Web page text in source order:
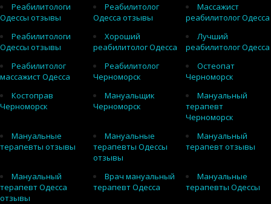
Реабилитологи
Одессы отзывы
Реабилитолог
Одесса отзывы
Массажист
реабилитолог Одесса
Реабилитологи
Одессы отзывы
Хороший
реабилитолог Одесса
Лучший
реабилитолог Одесса
Реабилитолог
массажист Одесса
Реабилитолог
Черноморск
Остеопат
Черноморск
Костоправ
Черноморск
Мануальщик
Черноморск
Мануальный
терапевт
Черноморск
Мануальные
терапевты отзывы
Мануальные
терапевты Одессы
отзывы
Мануальный
терапевт отзывы
Мануальный
терапевт Одесса
отзывы
Врач мануальный
терапевт Одесса
Мануальные
терапевты Одессы